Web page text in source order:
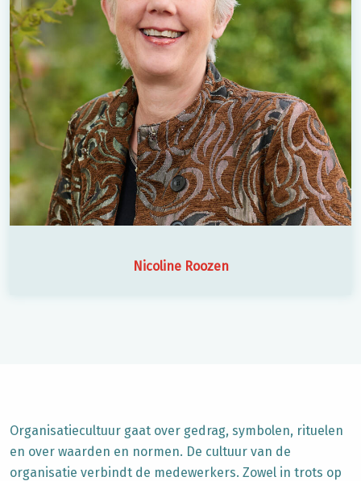
Nicoline Roozen
Organisatiecultuur gaat over gedrag, symbolen, rituelen
en over waarden en normen. De cultuur van de
organisatie verbindt de medewerkers. Zowel in trots op